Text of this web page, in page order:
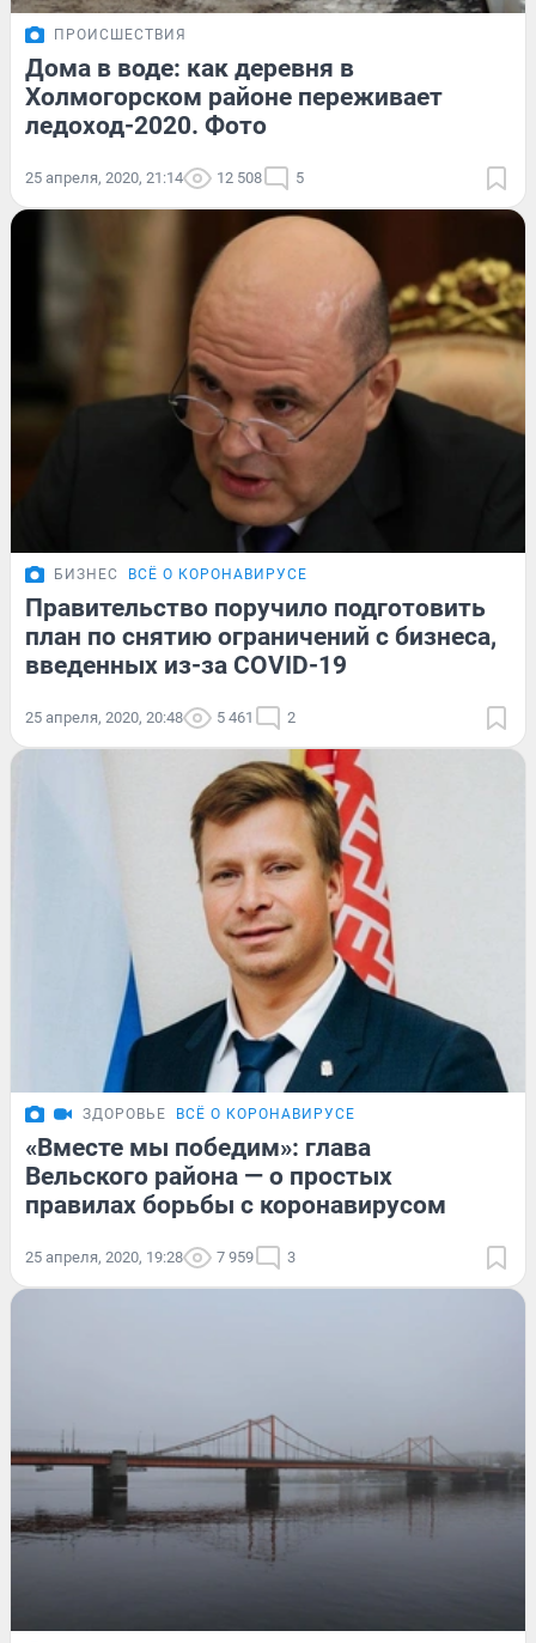
ПРОИСШЕСТВИЯ
Дома в воде: как деревня в
Холмогорском районе переживает
ледоход-2020. Фото
25 апреля, 2020, 21:14 12 508 5
БИЗНЕС ВСЁ О КОРОНАВИРУСЕ
Правительство поручило подготовить
план по снятию ограничений с бизнеса,
введенных из-за COVID-19
25 апреля, 2020, 20:48 5 461 2
ЗДОРОВЬЕ ВСЁ О КОРОНАВИРУСЕ
«Вместе мы победим»: глава
Вельского района — о простых
правилах борьбы с коронавирусом
25 апреля, 2020, 19:28 7 959 3